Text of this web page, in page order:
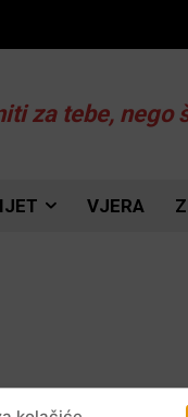
za tebe, nego
VJERA